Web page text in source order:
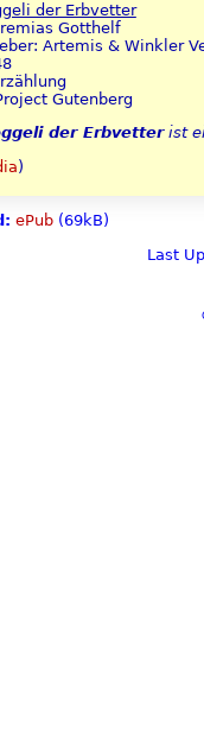
der Erbvetter
Gotthelf
Artemis & Winkler
Gutenberg
der Erbvetterist
)
ePub(69kB)
Last